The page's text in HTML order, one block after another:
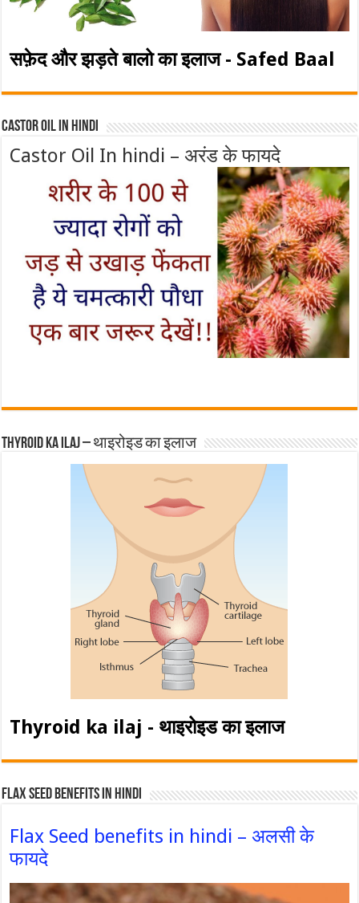
सफ़ेद और झड़ते बालो का इलाज - Safed Baal
Castor Oil In Hindi
Castor Oil In hindi – अरंड के फायदे
Thyroid ka ilaj – थाइरोइड का इलाज
Thyroid ka ilaj - थाइरोइड का इलाज
Flax Seed Benefits in hindi
Flax Seed benefits in hindi – अलसी के
फायदे